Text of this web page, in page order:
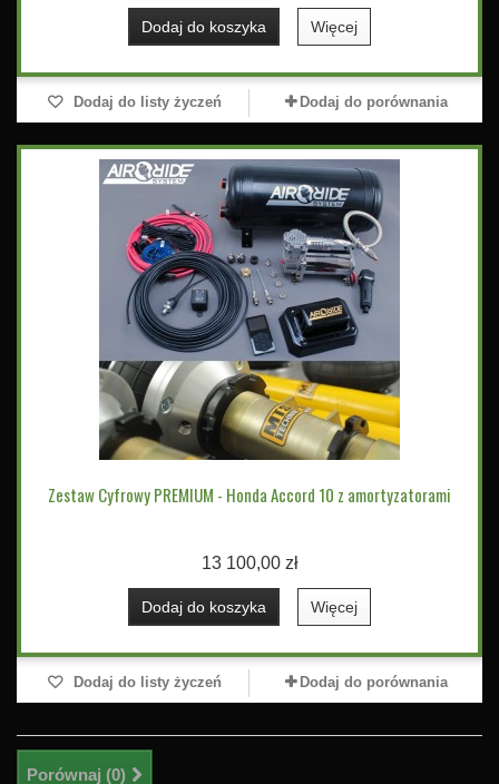
Dodaj do koszyka Więcej
Dodaj do listy życzeń Dodaj do porównania
Zestaw Cyfrowy PREMIUM - Honda Accord 10 z amortyzatorami
13 100,00 zł
Dodaj do koszyka Więcej
Dodaj do listy życzeń Dodaj do porównania
Porównaj (0)